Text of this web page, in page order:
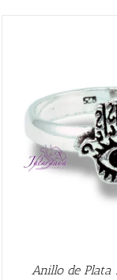
Anillo de Plata